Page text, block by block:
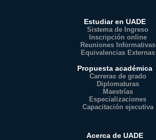
Estudiar en UADE
Sistema de Ingreso
Inscripción online
Reuniones Informativas
Equivalencias Externas
Propuesta académica
Carreras de grado
Diplomaturas
Maestrías
Especializaciones
Capacitación ejecutiva
Acerca de UADE